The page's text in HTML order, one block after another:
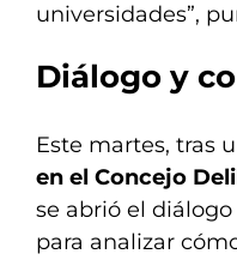
universidades”,
Diálogo y
Este martes, tras
en el Concejo
se abrió el
para analizar